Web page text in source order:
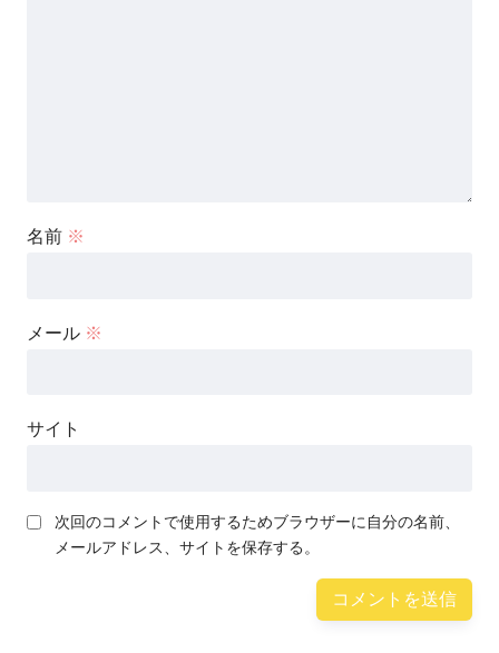
名前 ※
メール ※
サイト
次回のコメントで使用するためブラウザーに自分の名前、
メールアドレス、サイトを保存する。